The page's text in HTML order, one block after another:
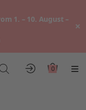
1. – 10. August –
×
Konto 0